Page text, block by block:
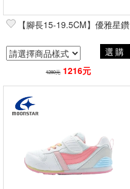
【腳長15-19.5CM】優雅星鑽
選購
1280元 1216元